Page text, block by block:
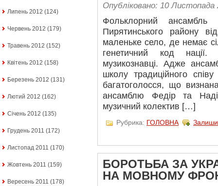
Липень 2012 (124)
Червень 2012 (179)
Травень 2012 (152)
Квітень 2012 (158)
Березень 2012 (131)
Лютий 2012 (162)
Січень 2012 (135)
Грудень 2011 (172)
Листопад 2011 (170)
Жовтень 2011 (159)
Вересень 2011 (178)
Опубліковано: 10 Листопада
Фольклорний ансамбль
Пирятинського району
маленьке село, де немає
генетичний код
музикознавці. Адже
школу традиційного
багатоголосся, що
ансамблю Федір та
музичний колектив […]
Рубрика: ГОЛОВНА
БОРОТЬБА ЗА
НА МОВНОМУ